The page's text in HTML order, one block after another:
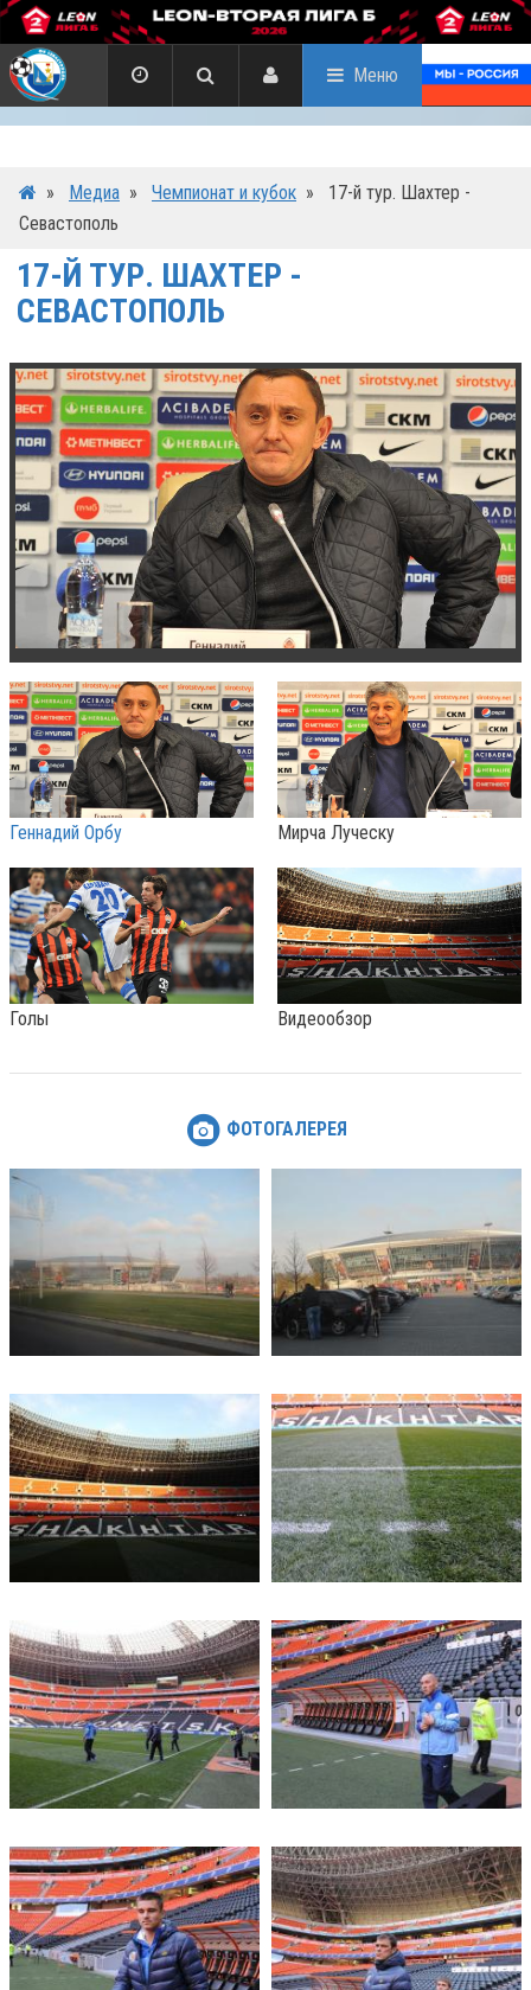
Меню
» Медиа » Чемпионат и кубок »
17-й тур. Шахтер -
Севастополь
17-Й ТУР. ШАХТЕР -
СЕВАСТОПОЛЬ
Геннадий Орбу Мирча Луческу
Голы Видеообзор
ФОТОГАЛЕРЕЯ